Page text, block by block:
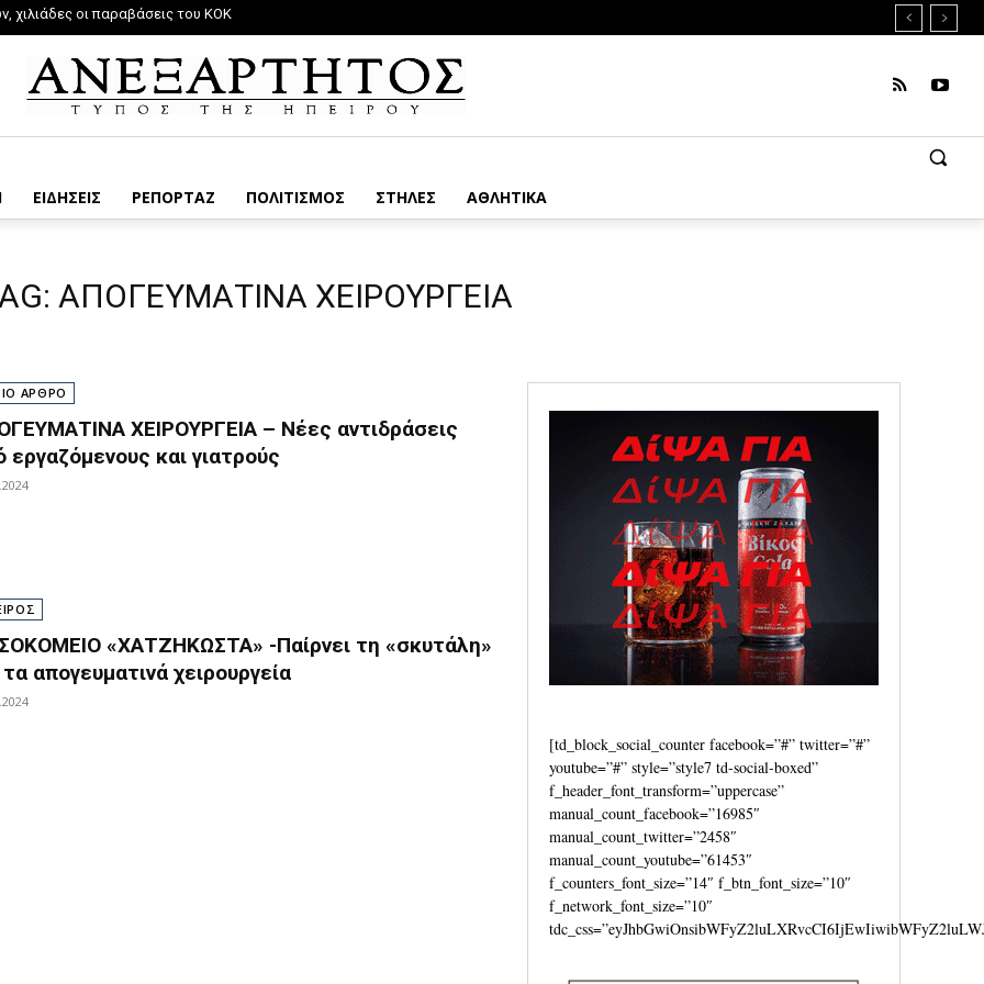
οι παραβάσεις του ΚΟΚ
η εφαρμογή των μέτρων βιοασφάλειας
ΕΙΔΗΣΕΙΣ ΡΕΠΟΡΤΑΖ ΠΟΛΙΤΙΣΜΟΣ ΣΤΗΛΕΣ ΑΘΛΗΤΙΚΑ
ΑΠΟΓΕΥΜΑΤΙΝΑ ΧΕΙΡΟΥΡΓΕΙΑ
ΑΡΘΡΟ
ΧΕΙΡΟΥΡΓΕΙΑ – Νέες αντιδράσεις
εργαζόμενους και γιατρούς
«ΧΑΤΖΗΚΩΣΤΑ» -Παίρνει τη «σκυτάλη»
τα απογευματινά χειρουργεία
[td_block_social_counter facebook=”#” twitter=”#”
youtube=”#” style=”style7 td-social-boxed”
f_header_font_transform=”uppercase”
manual_count_facebook=”16985″
manual_count_twitter=”2458″
manual_count_youtube=”61453″
f_counters_font_size=”14″ f_btn_font_size=”10″
f_network_font_size=”10″